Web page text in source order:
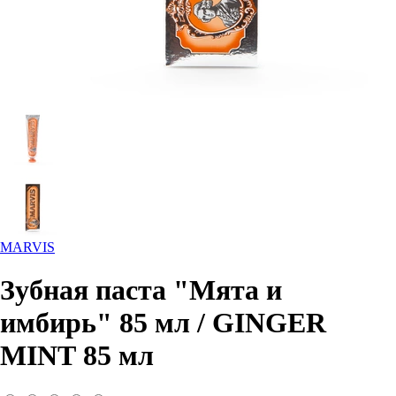
MARVIS
Зубная паста "Мята и
имбирь" 85 мл / GINGER
MINT 85 мл